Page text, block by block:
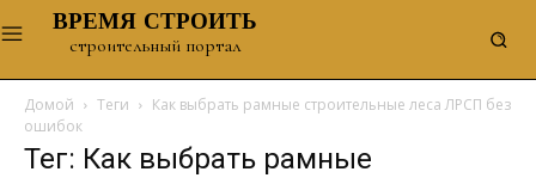
ВРЕМЯ СТРОИТЬ
строительный портал
Домой Теги
Как выбрать рамные строительные леса ЛРСП без
ошибок
Тег: Как выбрать рамные